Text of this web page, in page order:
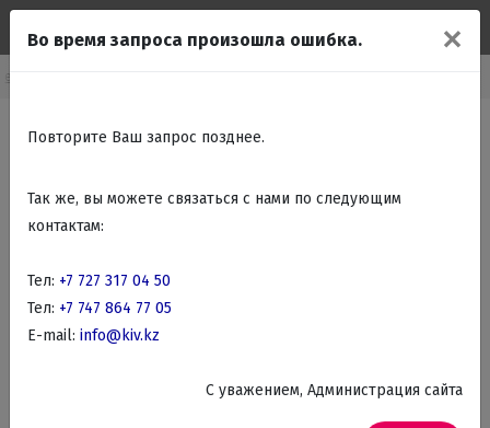
машины
✕
Во время запроса произошла ошибка.
Повторите Ваш запрос позднее.
Так же, вы можете связаться с нами по следующим
контактам:
Тел: +7 727 317 04 50
Тел: +7 747 864 77 05
E-mail: info@kiv.kz
C уважением, Администрация сайта